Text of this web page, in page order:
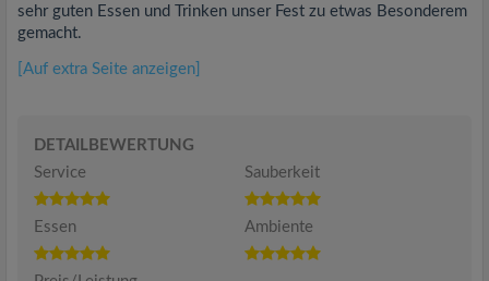
sehr guten Essen und Trinken unser Fest zu etwas Besonderem
gemacht.
[Auf extra Seite anzeigen]
DETAILBEWERTUNG
Service
Sauberkeit
Essen Ambiente